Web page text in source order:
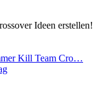
Ideen erstellen!
Kill Team Cro…